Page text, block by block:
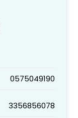
0575049190
3356856078